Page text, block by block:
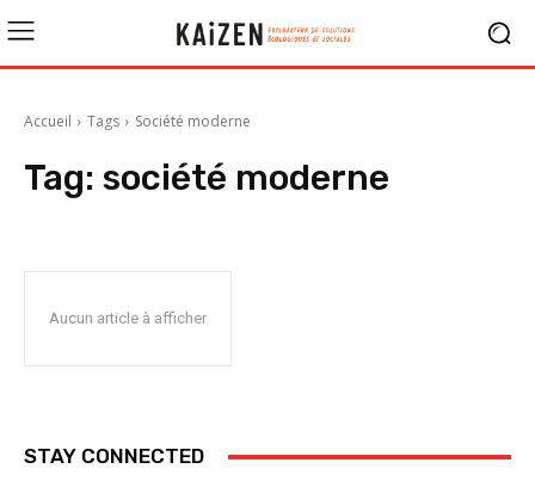
Accueil Tags Société moderne
Tag: société moderne
Aucun article à afficher
STAY CONNECTED